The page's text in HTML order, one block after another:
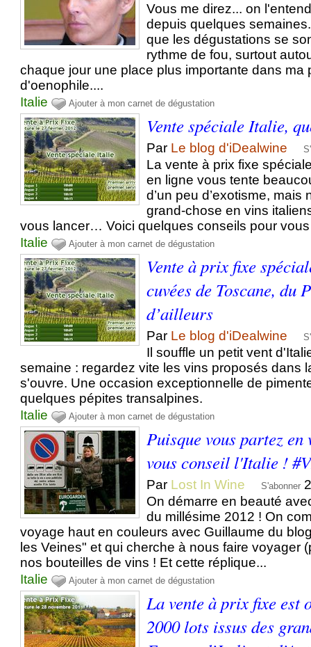
Vous me direz... on
depuis quelques
que les dégustations se
rythme de fou, surtout
chaque jour une place plus importante dans ma
d'oenophile....
Italie
Ajouter à mon carnet de dégustation
Vente spéciale Italie,
Par Le blog d'iDealwine
La vente à prix fixe
en ligne vous tente
d’un peu d’exotisme, mais
grand-chose en vins
vous lancer… Voici quelques conseils pour
Italie
Ajouter à mon carnet de dégustation
Vente à prix fixe
cuvées de Toscane, du
d’ailleurs
Par Le blog d'iDealwine
Il souffle un petit vent
semaine : regardez vite les vins proposés dans
s'ouvre. Une occasion exceptionnelle de
quelques pépites transalpines.
Italie
Ajouter à mon carnet de dégustation
Puisque vous partez
vous conseil l'Italie !
Par Lost In Wine S'abonner
On démarre en beauté
du millésime 2012 ! On
voyage haut en couleurs avec Guillaume du
les Veines" et qui cherche à nous faire voyager
nos bouteilles de vins ! Et cette réplique...
Italie
Ajouter à mon carnet de dégustation
La vente à prix fixe est
2000 lots issus des